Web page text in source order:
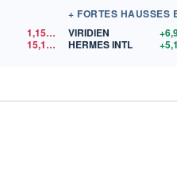
1,1523
$US
15,15$US
+ FORTES HAUSSES
VIRIDIEN
HERMES INTL